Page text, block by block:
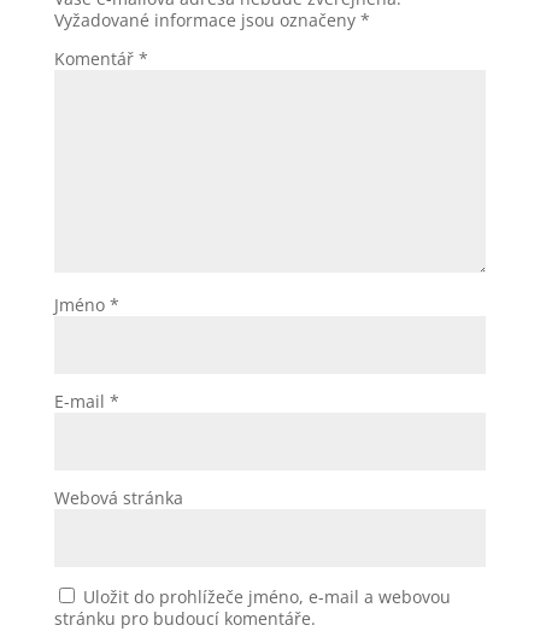
Vyžadované informace jsou označeny *
Komentář *
Jméno *
E-mail *
Webová stránka
Uložit do prohlížeče jméno, e-mail a webovou
stránku pro budoucí komentáře.